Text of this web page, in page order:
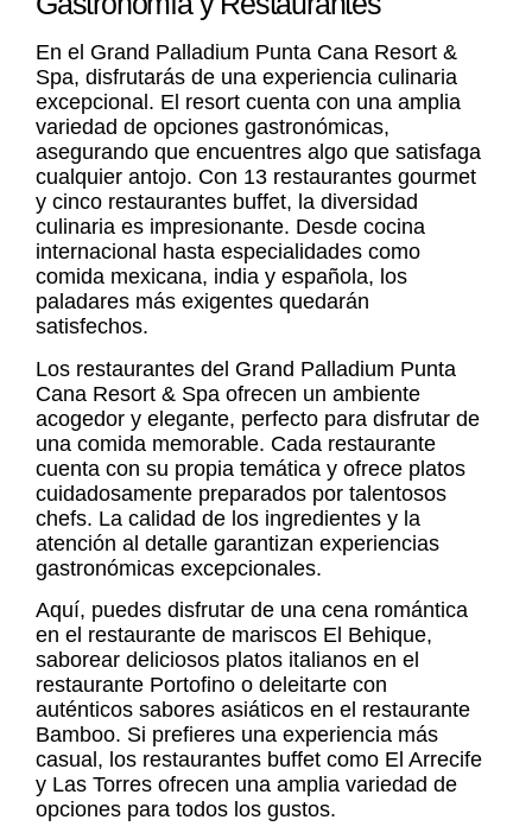
En el Grand Palladium Punta Cana Resort &
Spa, disfrutarás de una experiencia culinaria
excepcional. El resort cuenta con una amplia
variedad de opciones gastronómicas,
asegurando que encuentres algo que satisfaga
cualquier antojo. Con 13 restaurantes gourmet
y cinco restaurantes buffet, la diversidad
culinaria es impresionante. Desde cocina
internacional hasta especialidades como
comida mexicana, india y española, los
paladares más exigentes quedarán
satisfechos.
Los restaurantes del Grand Palladium Punta
Cana Resort & Spa ofrecen un ambiente
acogedor y elegante, perfecto para disfrutar de
una comida memorable. Cada restaurante
cuenta con su propia temática y ofrece platos
cuidadosamente preparados por talentosos
chefs. La calidad de los ingredientes y la
atención al detalle garantizan experiencias
gastronómicas excepcionales.
Aquí, puedes disfrutar de una cena romántica
en el restaurante de mariscos El Behique,
saborear deliciosos platos italianos en el
restaurante Portofino o deleitarte con
auténticos sabores asiáticos en el restaurante
Bamboo. Si prefieres una experiencia más
casual, los restaurantes buffet como El Arrecife
y Las Torres ofrecen una amplia variedad de
opciones para todos los gustos.